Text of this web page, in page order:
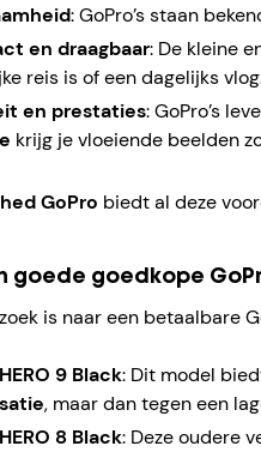
: GoPro’s staan
en draagbaar: De kleine
reis is of een dagelijks
en prestaties: GoPro’s
krijg je vloeiende beelden
GoPro biedt al deze
goede goedkope
is naar een betaalbare
9 Black: Dit model
, maar dan tegen een
8 Black: Deze oudere